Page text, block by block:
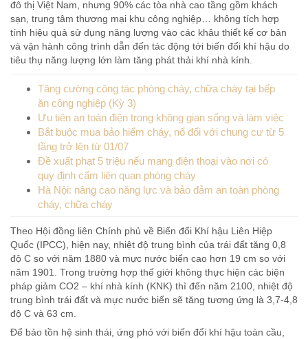
đô thị Việt Nam, nhưng 90% các tòa nhà cao tầng gồm khách
sạn, trung tâm thương mại khu công nghiệp… không tích hợp
tính hiệu quả sử dụng năng lượng vào các khâu thiết kế cơ bản
và vận hành công trình dẫn đến tác động tới biến đổi khí hậu do
tiêu thụ năng lượng lớn làm tăng phát thải khí nhà kính.
Tăng cường công tác phòng cháy, chữa cháy tại bếp
ăn công nghiệp (Kỳ 3)
Ưu tiên an toàn điện trong không gian sống và làm việc
Bắt buộc mua bảo hiểm cháy, nổ đối với chung cư từ 5
tầng trở lên từ 01/07
Đề xuất phạt 5 triệu nếu mang điện thoại vào nơi có
quy định cấm liên quan phòng cháy
Hà Nội: nâng cao năng lực và bảo đảm an toàn phòng
cháy, chữa cháy
Theo Hội đồng liên Chính phủ về Biến đổi Khí hậu Liên Hiệp
Quốc (IPCC), hiện nay, nhiệt độ trung bình của trái đất tăng 0,8
độ C so với năm 1880 và mực nước biển cao hơn 19 cm so với
năm 1901. Trong trường hợp thế giới không thực hiện các biện
pháp giảm CO2 – khí nhà kính (KNK) thì đến năm 2100, nhiệt độ
trung bình trái đất và mực nước biển sẽ tăng tương ứng là 3,7-4,8
độ C và 63 cm.
Để bảo tồn hệ sinh thái, ứng phó với biến đổi khí hậu toàn cầu,